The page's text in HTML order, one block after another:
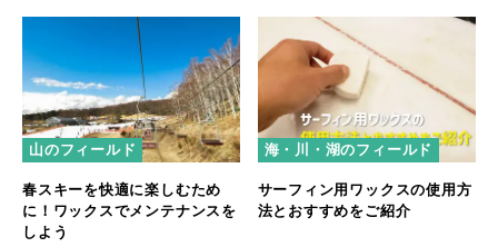
山のフィールド
春スキーを快適に楽しむため
に！ワックスでメンテナンスを
しよう
海・川・湖のフィールド
サーフィン用ワックスの使用方
法とおすすめをご紹介